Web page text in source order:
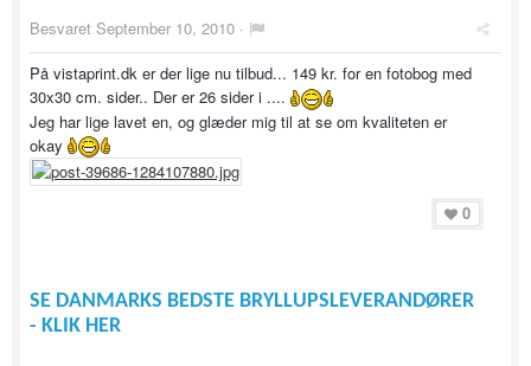
Besvaret September 10, 2010 ·
På vistaprint.dk er der lige nu tilbud... 149 kr. for en fotobog med
30x30 cm. sider.. Der er 26 sider i ....
Jeg har lige lavet en, og glæder mig til at se om kvaliteten er
okay
0
SE DANMARKS BEDSTE BRYLLUPSLEVERANDØRER
- KLIK HER